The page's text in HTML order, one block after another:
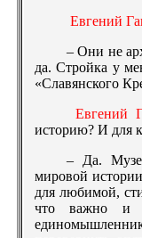
Евгений
– Они не
да. Стройка у
«Славянского
Евгений
историю? И для
– Да.
мировой
для любимой,
что важно и